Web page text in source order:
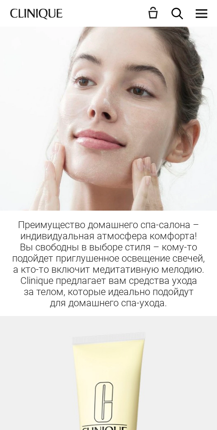
Спа-
уход
домашних
условиях
Преимущество домашнего спа-салона –
индивидуальная атмосфера комфорта!
Вы свободны в выборе стиля – кому-то
подойдет приглушенное освещение свечей,
а кто-то включит медитативную мелодию.
Clinique предлагает вам средства ухода
за телом, которые идеально подойдут
для домашнего спа-ухода.